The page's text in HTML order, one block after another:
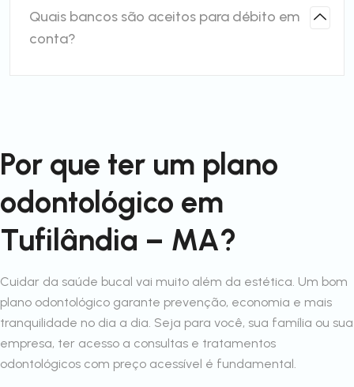
Quais bancos são aceitos para débito em
conta?
Por que ter um plano
odontológico em
Tufilândia – MA?
Cuidar da saúde bucal vai muito além da estética. Um bom
plano odontológico garante prevenção, economia e mais
tranquilidade no dia a dia. Seja para você, sua família ou sua
empresa, ter acesso a consultas e tratamentos
odontológicos com preço acessível é fundamental.